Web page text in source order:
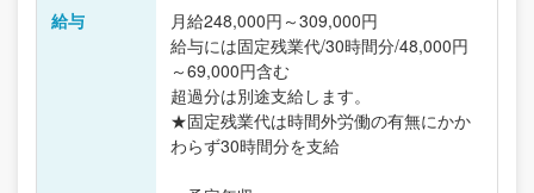
給与
月給248,000円～309,000円
給与には固定残業代/30時間分/48,000円
～69,000円含む
超過分は別途支給します。
★固定残業代は時間外労働の有無にかか
わらず30時間分を支給